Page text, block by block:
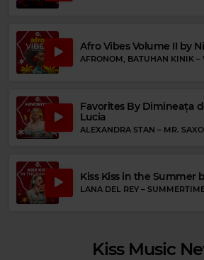
Rock
KOKO TAYLOR–
Afro Vibes Volume II by
AFRONOM, BATUHAN KINIK –
Favorites By Dimineața
Lucia
ALEXANDRA STAN – MR.
Kiss Kiss in the Summer
LANA DEL REY –
Kiss Music